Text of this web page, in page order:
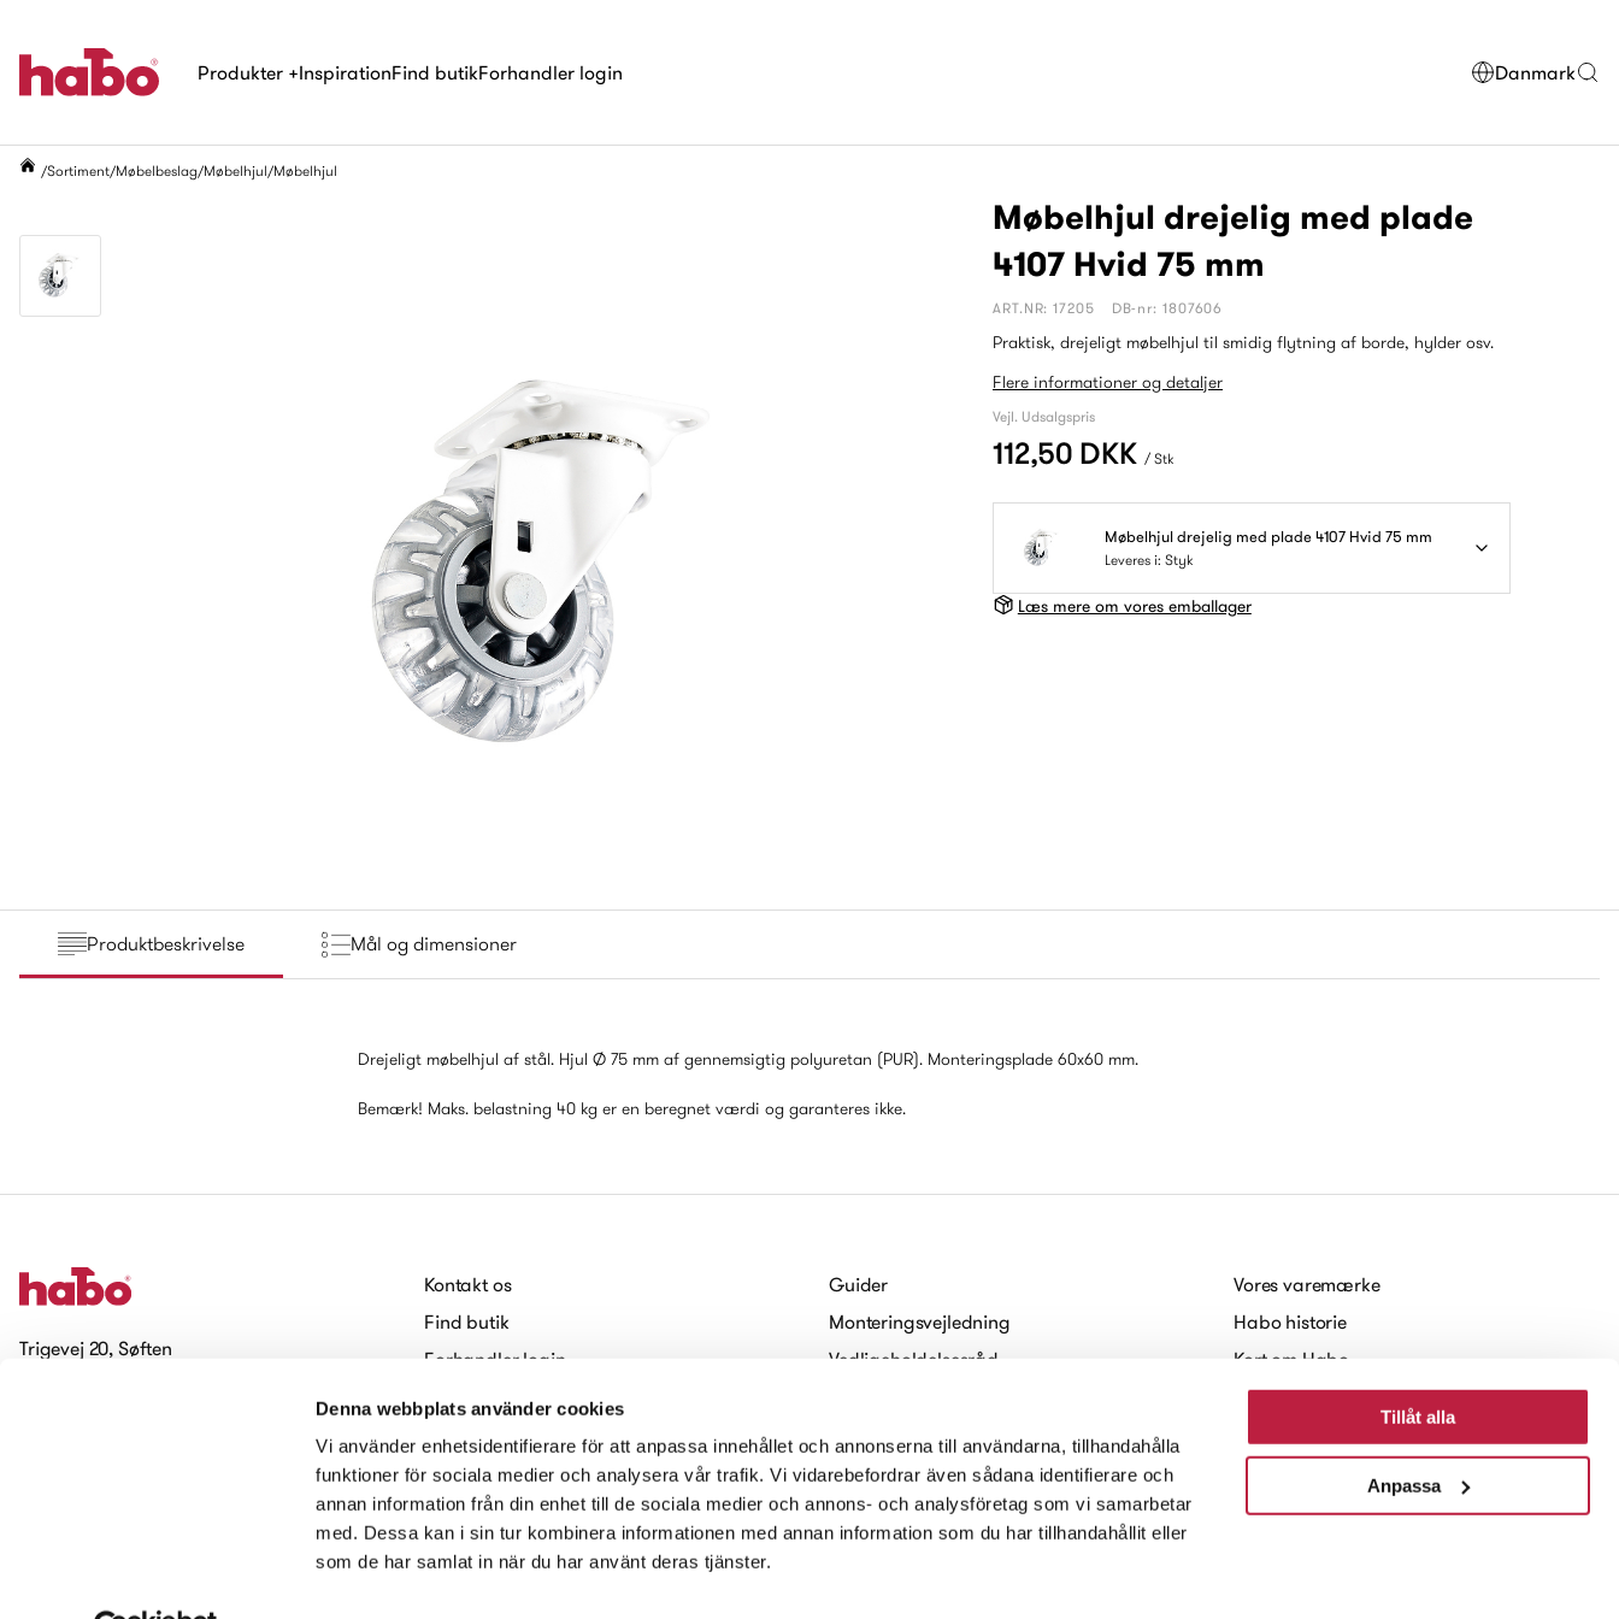
Denna webbplats använder cookies
Vi använder enhetsidentifierare för att anpassa innehållet och annonserna till användarna, tillhandahålla
funktioner för sociala medier och analysera vår trafik. Vi vidarebefordrar även sådana identifierare och
annan information från din enhet till de sociala medier och annons- och analysföretag som vi samarbetar
med. Dessa kan i sin tur kombinera informationen med annan information som du har tillhandahållit eller
som de har samlat in när du har använt deras tjänster.
Tillåt alla
Anpassa
Produkter +InspirationFind butikForhandler login Danmark
Sortiment Møbelbeslag Møbelhjul Møbelhjul
Møbelhjul drejelig med plade
4107 Hvid 75 mm
ART.NR: 17205 DB-nr: 1807606
Praktisk, drejeligt møbelhjul til smidig flytning af borde, hylder osv.
Flere informationer og detaljer
Vejl. Udsalgspris
112,50 DKK / Stk
Møbelhjul drejelig med plade 4107 Hvid 75 mm
Leveres i: Styk
Læs mere om vores emballager
Produktbeskrivelse Mål og dimensioner
Drejeligt møbelhjul af stål. Hjul Ø 75 mm af gennemsigtig polyuretan (PUR). Monteringsplade 60x60 mm.
Bemærk! Maks. belastning 40 kg er en beregnet værdi og garanteres ikke.
Trigevej 20, Søften
Kontakt os
Find butik
Forhandler login
Arbejde hos Habo
Cookies
Tilgængelighedserklæring
Guider
Monteringsvejledning
Vedligeholdelsesråd
Digitale brochurer
Vores varemærke
Habo historie
Kort om Habo
Arbejde hos Habo